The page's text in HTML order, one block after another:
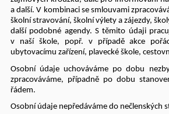
a další. V kombinaci se smlouvami
školní stravování, školní výlety a zájezdy,
další podobné agendy. S těmito údaji
v naší škole, popř. v případě akce
ubytovacímu zařízení, plavecké škole,
Osobní údaje uchováváme po dobu
zpracováváme, případně po dobu
řádem.
Osobní údaje nepředáváme do nečlenských